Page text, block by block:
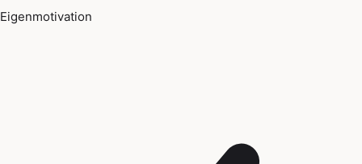
Eigenmotivation